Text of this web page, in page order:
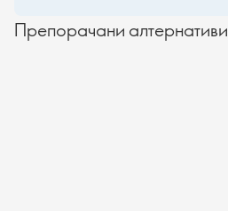
Препорачани алтернативи